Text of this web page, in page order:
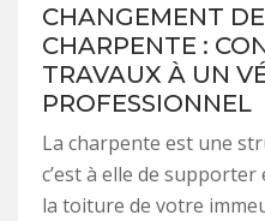
CHANGEMENT
CHARPENTE :
TRAVAUX À UN
PROFESSIONNEL
La charpente est une
c’est à elle de
la toiture de votre